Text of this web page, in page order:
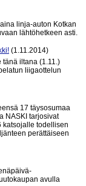
linja-auton Kotkan
lähtöhetkeen asti.
(1.11.2014)
tänä iltana (1.11.)
liigaottelun
17 täysosumaa
NASKI tarjosivat
katsojalle todellisen
perättäiseen
avulla